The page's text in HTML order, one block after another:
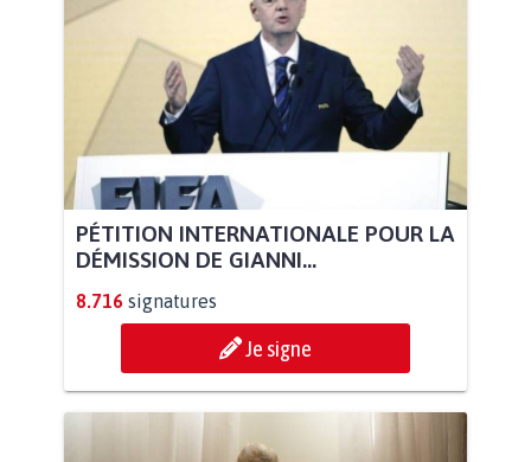
PÉTITION INTERNATIONALE POUR LA
DÉMISSION DE GIANNI...
8.716 signatures
Je signe